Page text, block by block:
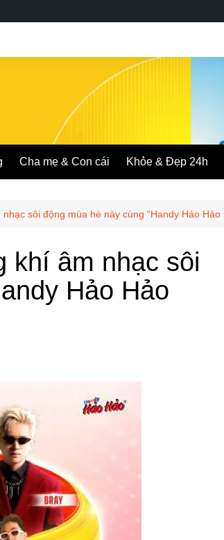
Cha mẹ & Con cái Khỏe & Đẹp 24h
sôi động mùa hè này cùng “Handy Hảo Hảo
khí âm nhạc sôi
Hảo Hảo